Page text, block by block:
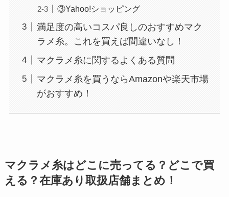
未来のレモンサワーはどこに売ってる？販売店は
コンビニやスーパー！
③Yahoo!ショッピング
満足度の高いコスパ良しのおすすめマク
ラメ糸。これを買えば間違いなし！
マクラメ糸に関するよくある質問
マクラメ糸を買うならAmazonや楽天市場
がおすすめ！
マクラメ糸はどこに売ってる？どこで買
える？在庫あり取扱店舗まとめ！